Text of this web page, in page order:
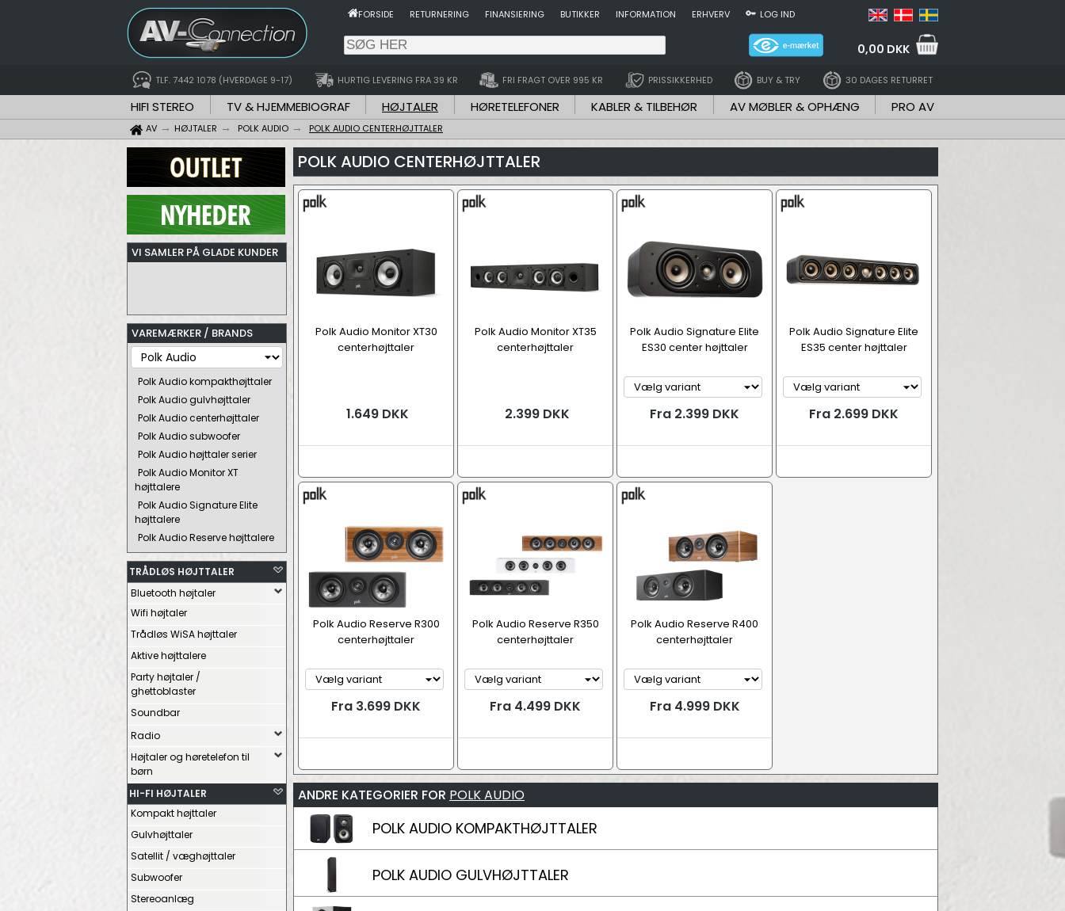
FORSIDE RETURNERING FINANSIERING BUTIKKER INFORMATION ERHVERV LOG IND
0,00 DKK
TLF. 7442 1078 (HVERDAGE 9-17) HURTIG LEVERING FRA 39 KR FRI FRAGT OVER 995 KR PRISSIKKERHED BUY & TRY 30 DAGES RETURRET
HIFI STEREO TV & HJEMMEBIOGRAF HØJTALER HØRETELEFONER KABLER & TILBEHØR AV MØBLER & OPHÆNG PRO AV
AV HØJTALER POLK AUDIO POLK AUDIO CENTERHØJTTALER
VI SAMLER PÅ GLADE KUNDER
VAREMÆRKER / BRANDS
Polk Audio kompakthøjttaler
Polk Audio gulvhøjttaler
Polk Audio centerhøjttaler
Polk Audio subwoofer
Polk Audio højttaler serier
Polk Audio Monitor XT
højttalere
Polk Audio Signature Elite
højttalere
Polk Audio Reserve højttalere
TRÅDLØS HØJTTALER
Bluetooth højtaler
Wifi højtaler
Trådløs WiSA højttaler
Aktive højttalere
Party højtaler /
ghettoblaster
Soundbar
Radio
Højtaler og høretelefon til
børn
HI-FI HØJTALER
Kompakt højttaler
Gulvhøjttaler
Satellit / væghøjttaler
Subwoofer
Stereoanlæg
POLK AUDIO CENTERHØJTTALER
Polk Audio Monitor XT30
centerhøjttaler
1.649 DKK
Polk Audio Monitor XT35
centerhøjttaler
2.399 DKK
Polk Audio Signature Elite
ES30 center højttaler
Fra 2.399 DKK
Polk Audio Signature Elite
ES35 center højttaler
Fra 2.699 DKK
Polk Audio Reserve R300
centerhøjttaler
Fra 3.699 DKK
Polk Audio Reserve R350
centerhøjttaler
Fra 4.499 DKK
Polk Audio Reserve R400
centerhøjttaler
Fra 4.999 DKK
ANDRE KATEGORIER FOR POLK AUDIO
POLK AUDIO KOMPAKTHØJTTALER
POLK AUDIO GULVHØJTTALER